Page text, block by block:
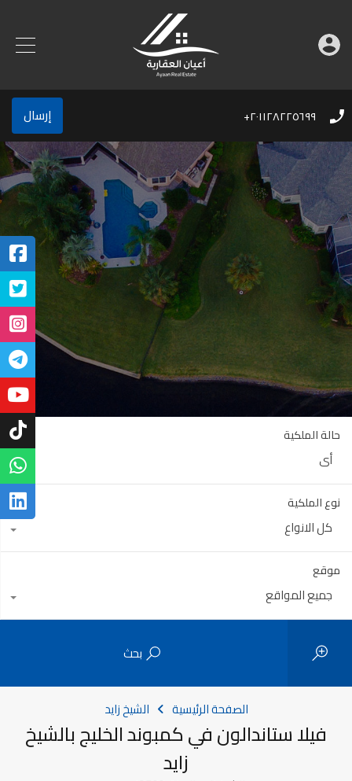
٢٠١١٢٨٢٢٥٦٩٩+ إرسال
حالة الملكية
أي
نوع الملكية
كل الانواع
موقع
جميع المواقع
بحث
الصفحة الرئيسية الشيخ زايد
فيلا ستاندالون في كمبوند الخليج بالشيخ
زايد